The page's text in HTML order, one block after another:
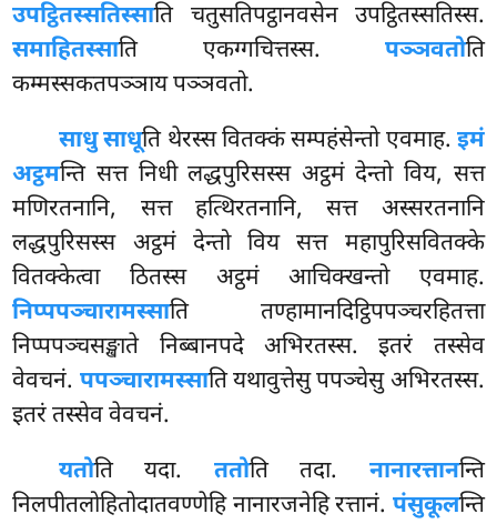
उपट्ठितस्सतिस्साति चतुसतिपट्ठानवसेन उपट्ठितस्सतिस्स.
समाहितस्साति एकग्गचित्तस्स. पञ्ञवतोति
कम्मस्सकतपञ्ञाय पञ्ञवतो.
साधु साधूति थेरस्स वितक्कं सम्पहंसेन्तो एवमाह. इमं
अट्ठमन्ति सत्त निधी लद्धपुरिसस्स अट्ठमं देन्तो विय, सत्त
मणिरतनानि, सत्त हत्थिरतनानि, सत्त अस्सरतनानि
लद्धपुरिसस्स अट्ठमं देन्तो विय सत्त महापुरिसवितक्के
वितक्केत्वा ठितस्स अट्ठमं आचिक्खन्तो एवमाह.
निप्पपञ्चारामस्साति तण्हामानदिट्ठिपपञ्चरहितत्ता
निप्पपञ्चसङ्खाते निब्बानपदे अभिरतस्स. इतरं तस्सेव
वेवचनं. पपञ्चारामस्साति यथावुत्तेसु पपञ्चेसु अभिरतस्स.
इतरं तस्सेव वेवचनं.
यतोति यदा. ततोति तदा. नानारत्तानन्ति
निलपीतलोहितोदातवण्णेहि नानारजनेहि रत्तानं. पंसुकूलन्ति